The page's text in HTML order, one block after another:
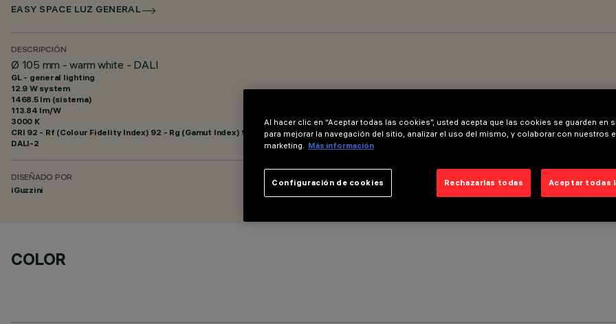
EASY SPACE LUZ GENERAL
DESCRIPCIÓN
Ø 105 mm - warm white - DALI
GL - general lighting
12.9 W system
1468.5 lm (sistema)
113.84 lm/W
3000 K
CRI 92 - Rf (Colour Fidelity Index) 92 - Rg (Gamut Index) 99
DALI-2
DISEÑADO POR
iGuzzini
COLOR
Al hacer clic en “Aceptar todas las cookies”, usted acepta que las cookies se guarden en
para mejorar la navegación del sitio, analizar el uso del mismo, y colaborar con nuestros
marketing. Más información
Rechazarlas todas Aceptar todas
Configuración de cookies